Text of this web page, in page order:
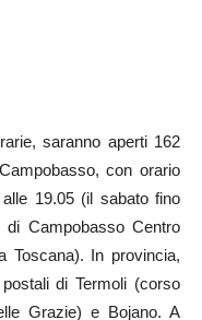
saranno aperti 162
con orario
19.05 (il sabato fino
Campobasso Centro
Toscana). In provincia,
di Termoli (corso
Grazie) e Bojano. A